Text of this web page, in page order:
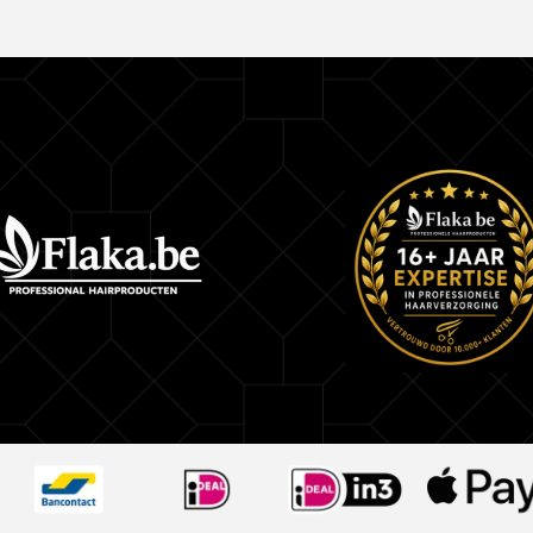
Sinds de oudheid heeft de mens kunnen
honing om hun hoofdhuid te versterken en de
Honing geeft intense voeding en versterkt de
van Brazilicious Honey Therapy
Haar drogen hoeft niet. Het haar moet 40 %